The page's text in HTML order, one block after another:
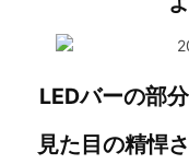
LEDバーの部
見た目の精悍